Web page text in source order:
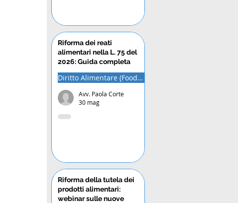
Riforma dei reati
alimentari nella L. 75 del
2026: Guida completa
Diritto Alimentare (Food Law)
Avv. Paola Corte
30 mag
Riforma della tutela dei
prodotti alimentari:
webinar sulle nuove